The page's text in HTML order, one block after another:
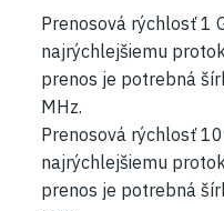
Prenosová rýchlosť 1
najrýchlejšiemu
prenos je potrebná
MHz.
Prenosová rýchlosť
najrýchlejšiemu
prenos je potrebná